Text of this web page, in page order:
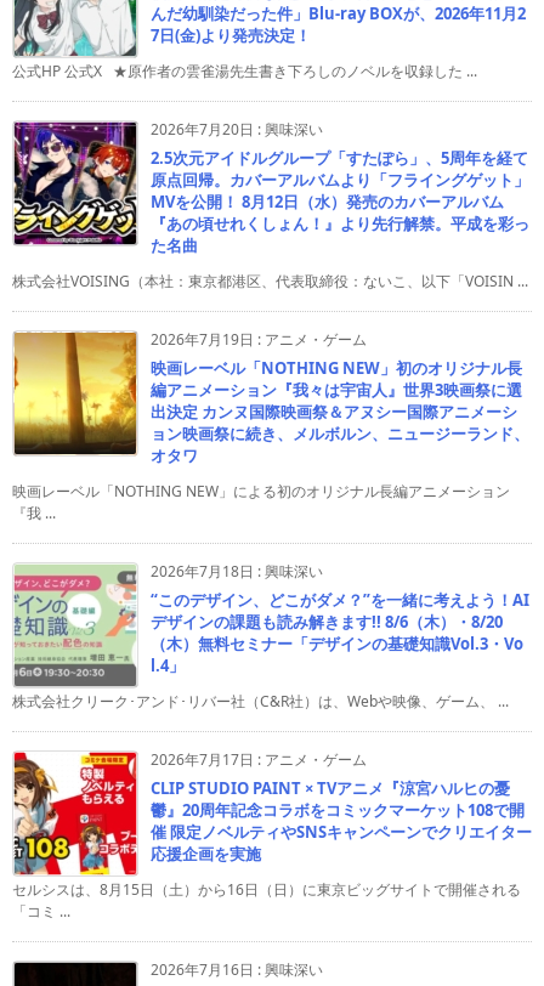
んだ幼馴染だった件」Blu-ray BOXが、2026年11月2
7日(金)より発売決定！
公式HP 公式X ★原作者の雲雀湯先生書き下ろしのノベルを収録した ...
2026年7月20日 :興味深い
2.5次元アイドルグループ「すたぽら」、5周年を経て
原点回帰。カバーアルバムより「フライングゲット」
MVを公開！ 8月12日（水）発売のカバーアルバム
『あの頃せれくしょん！』より先行解禁。平成を彩っ
た名曲
株式会社VOISING（本社：東京都港区、代表取締役：ないこ、以下「VOISIN ...
2026年7月19日 : アニメ・ゲーム
映画レーベル「NOTHING NEW」初のオリジナル長
編アニメーション『我々は宇宙人』世界3映画祭に選
出決定 カンヌ国際映画祭＆アヌシー国際アニメーシ
ョン映画祭に続き、メルボルン、ニュージーランド、
オタワ
映画レーベル「NOTHING NEW」による初のオリジナル長編アニメーション
『我 ...
2026年7月18日 :興味深い
“このデザイン、どこがダメ？”を一緒に考えよう！AI
デザインの課題も読み解きます!! 8/6（木）・8/20
（木）無料セミナー「デザインの基礎知識Vol.3・Vo
l.4」
株式会社クリーク･アンド･リバー社（C&R社）は、Webや映像、ゲーム、 ...
2026年7月17日 : アニメ・ゲーム
CLIP STUDIO PAINT × TVアニメ『涼宮ハルヒの憂
鬱』20周年記念コラボをコミックマーケット108で開
催 限定ノベルティやSNSキャンペーンでクリエイター
応援企画を実施
セルシスは、8月15日（土）から16日（日）に東京ビッグサイトで開催される
「コミ ...
2026年7月16日 :興味深い